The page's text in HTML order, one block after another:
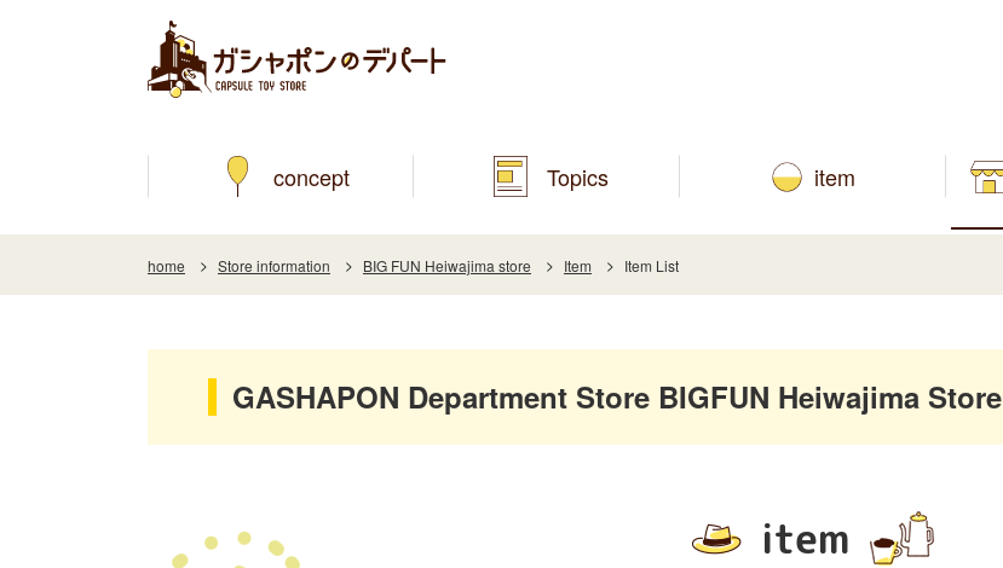
concept Topics item
home Store information BIG FUN Heiwajima store Item Item List
GASHAPON Department Store BIGFUN Heiwajima Store
item